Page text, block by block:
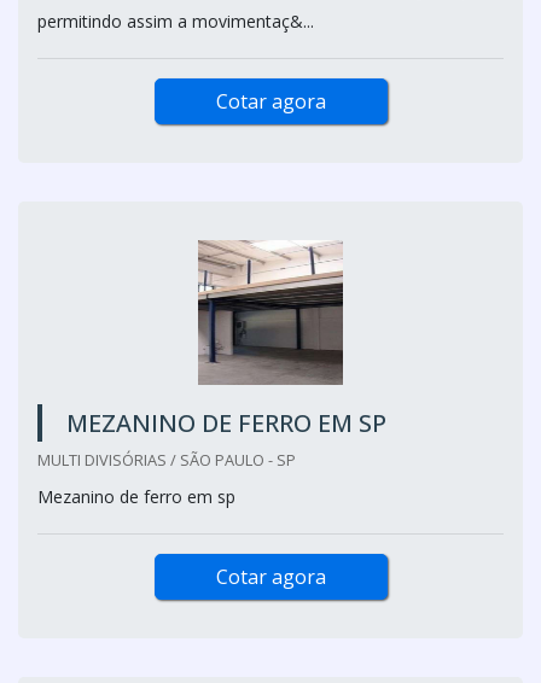
permitindo assim a movimentaç&...
Cotar agora
MEZANINO DE FERRO EM SP
MULTI DIVISÓRIAS / SÃO PAULO - SP
Mezanino de ferro em sp
Cotar agora